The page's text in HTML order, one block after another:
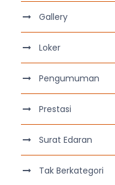
Gallery
Loker
Pengumuman
Prestasi
Surat Edaran
Tak Berkategori